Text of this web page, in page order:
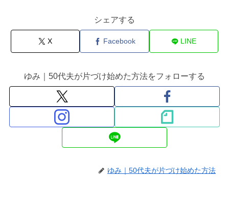
シェアする
X Facebook LINE
ゆみ｜50代夫が片づけ始めた方法をフォローする
ゆみ｜50代夫が片づけ始めた方法